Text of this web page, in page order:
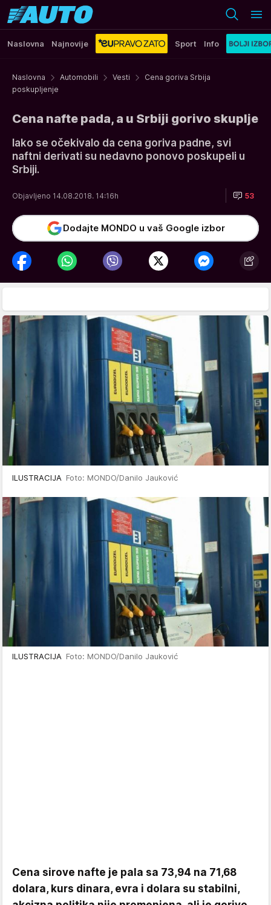
Naslovna Najnovije Sport Info
Naslovna Automobili Vesti
Cena goriva Srbija
poskupljenje
Cena nafte pada, a u Srbiji gorivo skuplje
Iako se očekivalo da cena goriva padne, svi
naftni derivati su nedavno ponovo poskupeli u
Srbiji.
Objavljeno 14.08.2018. 14:16h 53
Dodajte MONDO u vaš Google izbor
ILUSTRACIJA Foto: MONDO/Danilo Jauković
ILUSTRACIJA Foto: MONDO/Danilo Jauković
Cena sirove nafte je pala sa 73,94 na 71,68
dolara, kurs dinara, evra i dolara su stabilni,